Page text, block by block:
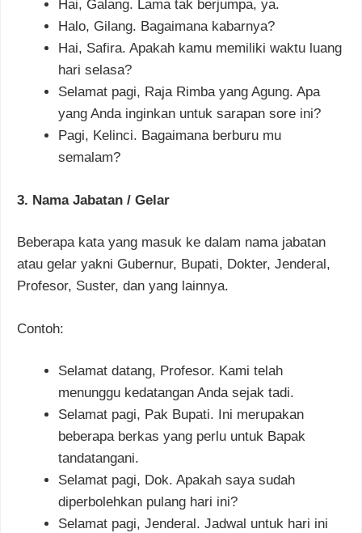
Hai, Galang. Lama tak berjumpa, ya.
Halo, Gilang. Bagaimana kabarnya?
Hai, Safira. Apakah kamu memiliki waktu luang
hari selasa?
Selamat pagi, Raja Rimba yang Agung. Apa
yang Anda inginkan untuk sarapan sore ini?
Pagi, Kelinci. Bagaimana berburu mu
semalam?
3. Nama Jabatan / Gelar
Beberapa kata yang masuk ke dalam nama jabatan
atau gelar yakni Gubernur, Bupati, Dokter, Jenderal,
Profesor, Suster, dan yang lainnya.
Contoh:
Selamat datang, Profesor. Kami telah
menunggu kedatangan Anda sejak tadi.
Selamat pagi, Pak Bupati. Ini merupakan
beberapa berkas yang perlu untuk Bapak
tandatangani.
Selamat pagi, Dok. Apakah saya sudah
diperbolehkan pulang hari ini?
Selamat pagi, Jenderal. Jadwal untuk hari ini